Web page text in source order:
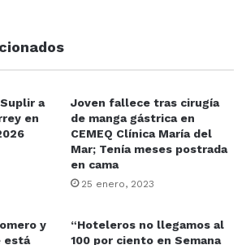
Suplir a
en
Joven fallece tras cirugía
de manga gástrica en
CEMEQ Clínica María del
Mar; Tenía meses postrada
en cama
25 enero, 2023
y
está
“Hoteleros no llegamos al
100 por ciento en Semana